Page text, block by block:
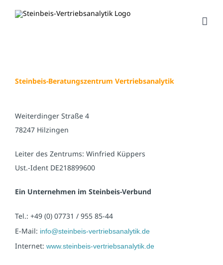
Inhalt
Steinbeis-Beratungszentrum Vertriebsanalytik
Weiterdinger Straße 4
78247 Hilzingen
Leiter des Zentrums: Winfried Küppers
Ust.-Ident DE218899600
Ein Unternehmen im Steinbeis-Verbund
Tel.: +49 (0) 07731 / 955 85-44
E-Mail: info@steinbeis-vertriebsanalytik.de
Internet: www.steinbeis-vertriebsanalytik.de